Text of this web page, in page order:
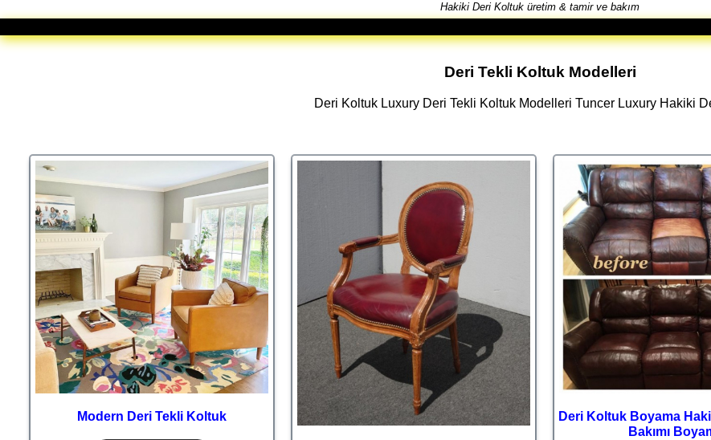
Hakiki Deri Koltuk üretim & tamir ve bakım
Deri Tekli Koltuk Modelleri
Deri Koltuk Luxury Deri Tekli Koltuk Modelleri Tuncer Luxury Hakiki
Modern Deri Tekli Koltuk
Deri Koltuk Boyama
Bakımı